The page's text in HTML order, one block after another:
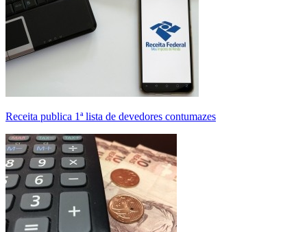
Receita publica 1ª lista de devedores contumazes